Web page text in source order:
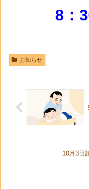
8：
お知らせ
10月3日